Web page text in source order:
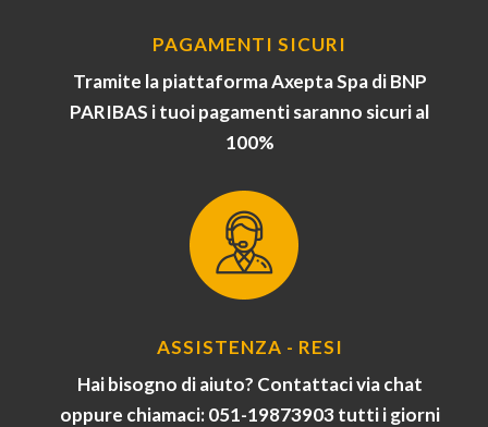
PAGAMENTI SICURI
Tramite la piattaforma Axepta Spa di BNP
PARIBAS i tuoi pagamenti saranno sicuri al
100%
ASSISTENZA - RESI
Hai bisogno di aiuto? Contattaci via chat
oppure chiamaci: 051-19873903 tutti i giorni